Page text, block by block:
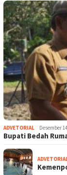
ADVETORIAL Desember
Bupati Bedah